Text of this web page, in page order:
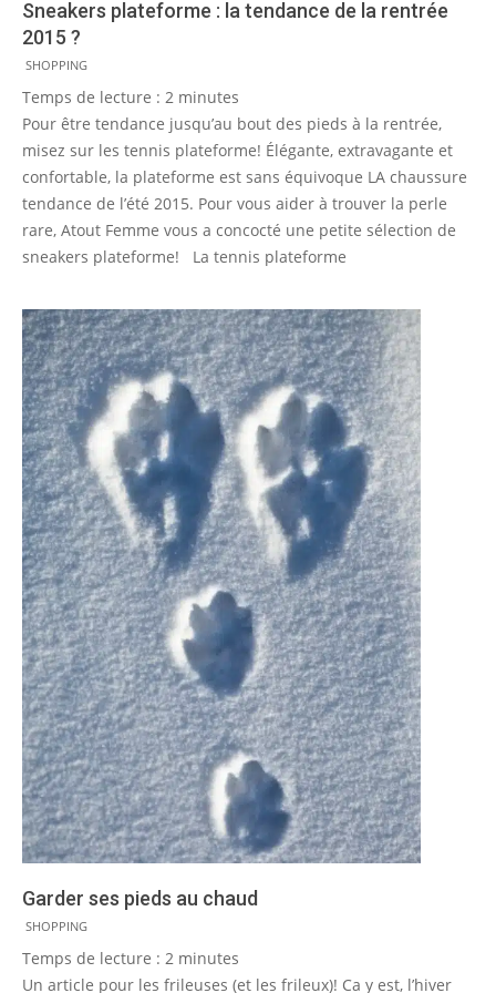
Sneakers plateforme : la tendance de la rentrée
2015 ?
2015-
08-
17
SHOPPING
Temps de lecture : 2 minutes
Pour être tendance jusqu’au bout des pieds à la rentrée,
misez sur les tennis plateforme! Élégante, extravagante et
confortable, la plateforme est sans équivoque LA chaussure
tendance de l’été 2015. Pour vous aider à trouver la perle
rare, Atout Femme vous a concocté une petite sélection de
sneakers plateforme! La tennis plateforme
Garder ses pieds au chaud
2014-
10-
17
SHOPPING
Temps de lecture : 2 minutes
Un article pour les frileuses (et les frileux)! Ca y est, l’hiver